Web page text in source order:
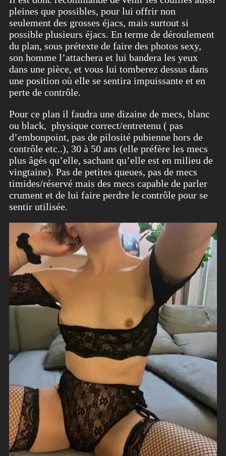
pleines que possibles, pour lui offrir non
seulement des grosses éjacs, mais surtout si
possible plusieurs éjacs. En terme de déroulement
du plan, sous prétexte de faire des photos sexy,
son homme l’attachera et lui bandera les yeux
dans une pièce, et vous lui tomberez dessus dans
une position où elle se sentira impuissante et en
perte de contrôle.
Pour ce plan il faudra une dizaine de mecs, blanc
ou black, physique correct/entretenu ( pas
d’embonpoint, pas de pilosité pubienne hors de
contrôle etc..), 30 à 50 ans (elle préfère les mecs
plus âgés qu’elle, sachant qu’elle est en milieu de
vingtaine). Pas de petites queues, pas de mecs
timides/réservé mais des mecs capable de parler
crument et de lui faire perdre le contrôle pour se
sentir utilisée.